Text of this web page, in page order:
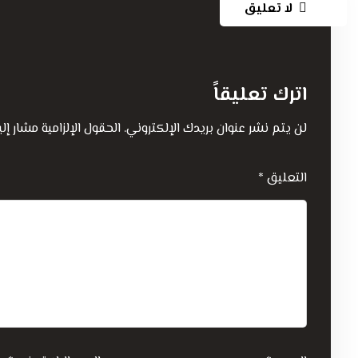
لا تعليق
اترك تعليقاً
لن يتم نشر عنوان بريدك الإلكتروني. الحقول الإلزامية مشار
التعليق *